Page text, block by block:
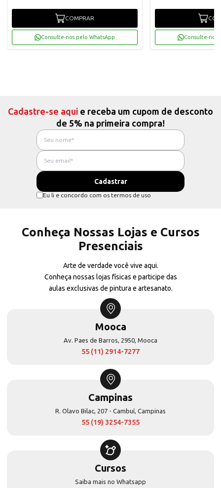
COMPRAR
Consulte-nos pelo WhatsApp Consulte-nos
Cadastre-se aqui e receba um cupom de desconto
de 5% na primeira compra!
Eu li e concordo com os termos de uso
Conheça Nossas Lojas e Cursos
Presenciais
Arte de verdade você vive aqui.
Conheça nossas lojas físicas e participe das
aulas exclusivas de pintura e artesanato.
Mooca
Av. Paes de Barros, 2950, Mooca
55 (11) 2914-7277
Campinas
R. Olavo Bilac, 207 - Cambuí, Campinas
55 (19) 3254-7355
Cursos
Saiba mais no Whatsapp